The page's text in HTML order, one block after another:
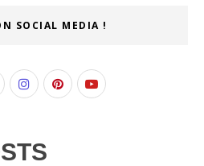
SOCIAL MEDIA !